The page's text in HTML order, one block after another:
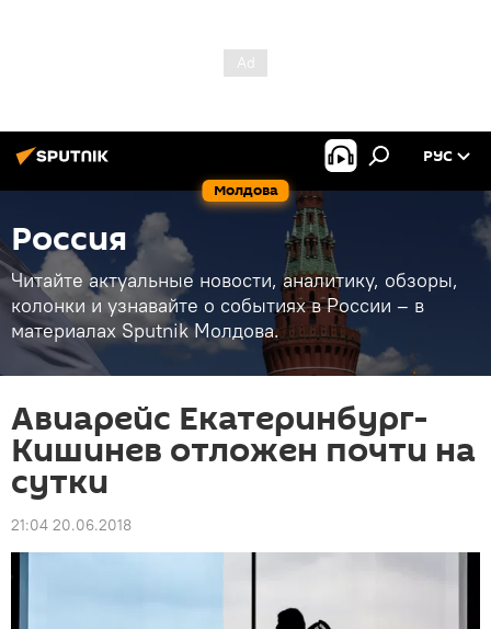
Молдова
РУС
Россия
Читайте актуальные новости, аналитику, обзоры,
колонки и узнавайте о событиях в России – в
материалах Sputnik Молдова.
Авиарейс Екатеринбург-
Кишинев отложен почти на
сутки
21:04 20.06.2018